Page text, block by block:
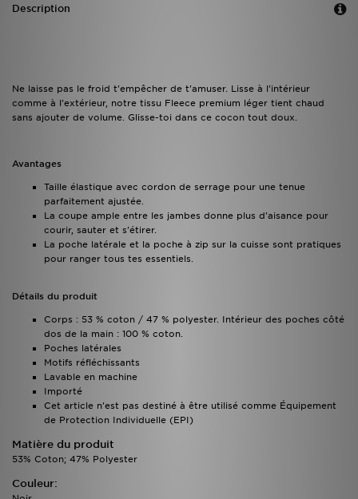
Description
Ne laisse pas le froid t'empêcher de t'amuser. Lisse à l'intérieur
comme à l'extérieur, notre tissu Fleece premium léger tient chaud
sans ajouter de volume. Glisse-toi dans ce cocon tout doux.
Avantages
Taille élastique avec cordon de serrage pour une tenue
parfaitement ajustée.
La coupe ample entre les jambes donne plus d'aisance pour
courir, sauter et s'étirer.
La poche latérale et la poche à zip sur la cuisse sont pratiques
pour ranger tous tes essentiels.
Détails du produit
Corps : 53 % coton / 47 % polyester. Intérieur des poches côté
dos de la main : 100 % coton.
Poches latérales
Motifs réfléchissants
Lavable en machine
Importé
Cet article n'est pas destiné à être utilisé comme Équipement
de Protection Individuelle (EPI)
Matière du produit
53% Coton; 47% Polyester
Couleur: